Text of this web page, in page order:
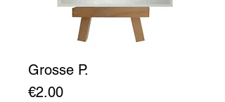
Grosse P.
€2.00Prix